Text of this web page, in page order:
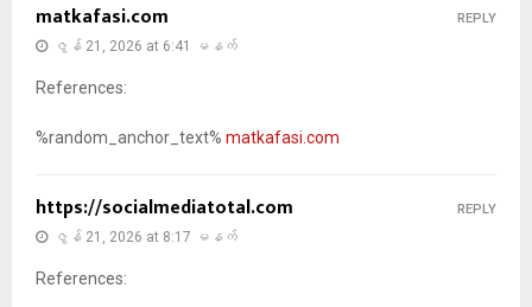
matkafasi.com
ဇွန် 21, 2026 at 6:41 မနက်
References:
%random_anchor_text% matkafasi.com
REPLY
https://socialmediatotal.com
ဇွန် 21, 2026 at 8:17 မနက်
References:
REPLY